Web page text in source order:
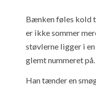
Bænken føles kold
er ikke sommer
støvlerne ligger i
glemt nummeret på.
Han tænder en